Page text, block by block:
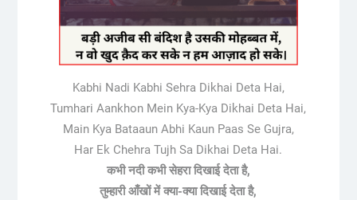
Kabhi Nadi Kabhi Sehra Dikhai Deta Hai,
Tumhari Aankhon Mein Kya-Kya Dikhai Deta Hai,
Main Kya Bataaun Abhi Kaun Paas Se Gujra,
Har Ek Chehra Tujh Sa Dikhai Deta Hai.
कभी नदी कभी सेहरा दिखाई देता है,
तुम्हारी आँखों में क्या-क्या दिखाई देता है,